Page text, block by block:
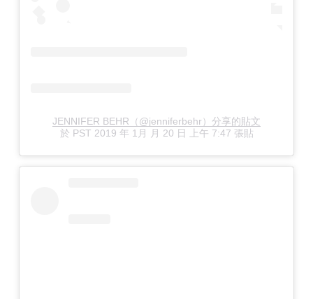
JENNIFER BEHR（@jenniferbehr）分享的貼文
於 PST 2019 年 1月 月 20 日 上午 7:47 張貼